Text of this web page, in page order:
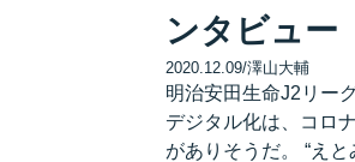
ンタビュー
2020.12.09/澤山大輔
明治安田生命J2リー
デジタル化は、コロ
がありそうだ。 “え